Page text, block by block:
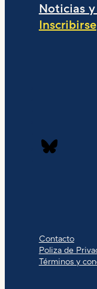
Noticias
Inscribirse
Contacto
Poliza de
Términos y